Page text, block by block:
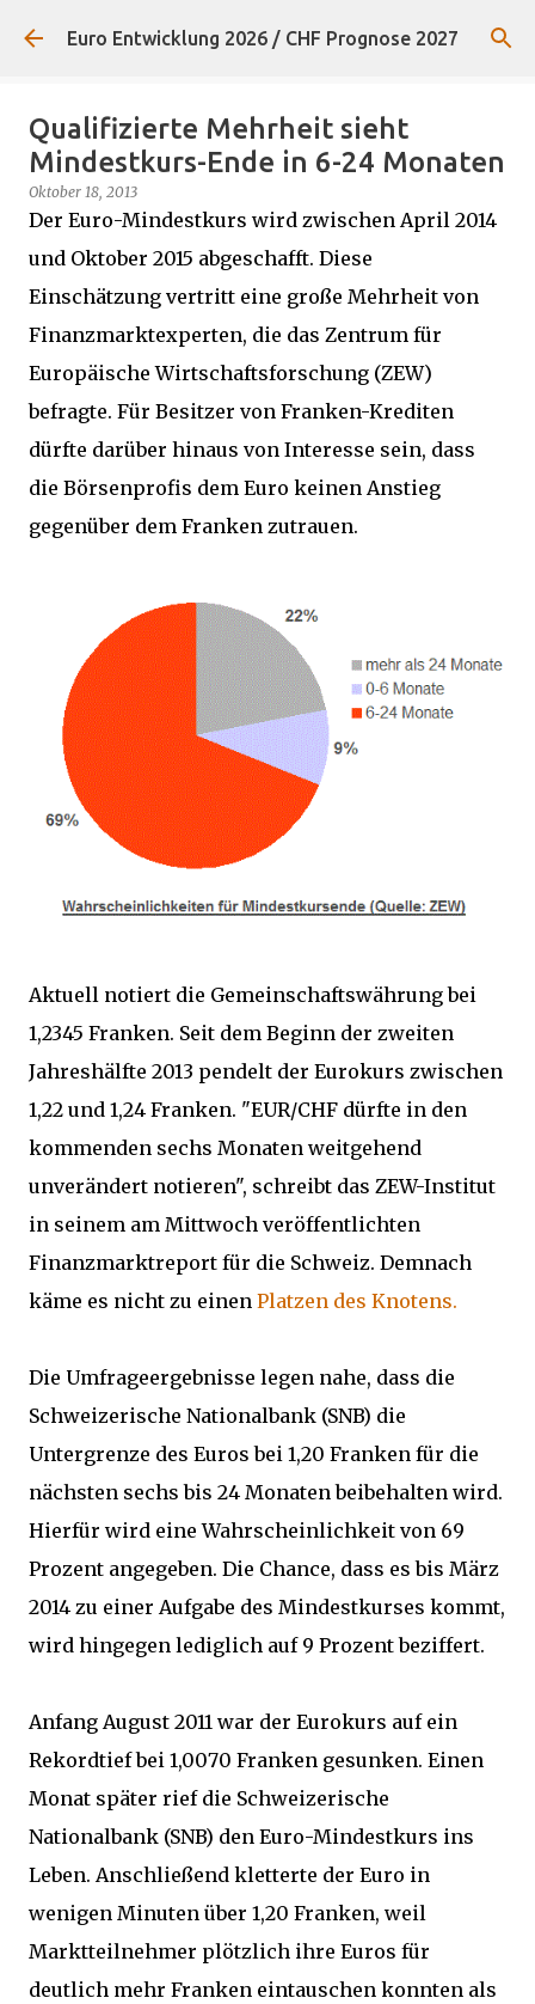
Direkt zum Hauptbereich
Euro Entwicklung 2026 / CHF Prognose 2027
Qualifizierte Mehrheit sieht
Mindestkurs-Ende in 6-24 Monaten
Oktober 18, 2013
Der Euro-Mindestkurs wird zwischen April 2014
und Oktober 2015 abgeschafft. Diese
Einschätzung vertritt eine große Mehrheit von
Finanzmarktexperten, die das Zentrum für
Europäische Wirtschaftsforschung (ZEW)
befragte. Für Besitzer von Franken-Krediten
dürfte darüber hinaus von Interesse sein, dass
die Börsenprofis dem Euro keinen Anstieg
gegenüber dem Franken zutrauen.
Aktuell notiert die Gemeinschaftswährung bei
1,2345 Franken. Seit dem Beginn der zweiten
Jahreshälfte 2013 pendelt der Eurokurs zwischen
1,22 und 1,24 Franken. "EUR/CHF dürfte in den
kommenden sechs Monaten weitgehend
unverändert notieren", schreibt das ZEW-Institut
in seinem am Mittwoch veröffentlichten
Finanzmarktreport für die Schweiz. Demnach
käme es nicht zu einen Platzen des Knotens.
Die Umfrageergebnisse legen nahe, dass die
Schweizerische Nationalbank (SNB) die
Untergrenze des Euros bei 1,20 Franken für die
nächsten sechs bis 24 Monaten beibehalten wird.
Hierfür wird eine Wahrscheinlichkeit von 69
Prozent angegeben. Die Chance, dass es bis März
2014 zu einer Aufgabe des Mindestkurses kommt,
wird hingegen lediglich auf 9 Prozent beziffert.
Anfang August 2011 war der Eurokurs auf ein
Rekordtief bei 1,0070 Franken gesunken. Einen
Monat später rief die Schweizerische
Nationalbank (SNB) den Euro-Mindestkurs ins
Leben. Anschließend kletterte der Euro in
wenigen Minuten über 1,20 Franken, weil
Marktteilnehmer plötzlich ihre Euros für
deutlich mehr Franken eintauschen konnten als